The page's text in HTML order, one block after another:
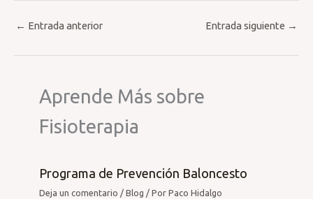
← Entrada anterior Entrada siguiente →
Aprende Más sobre
Fisioterapia
Programa de Prevención Baloncesto
Deja un comentario /Blog / PorPaco Hidalgo